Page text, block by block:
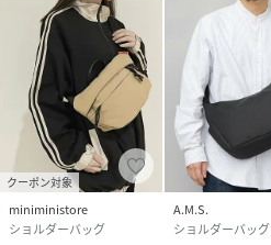
クーポン対象
miniministore
ショルダーバッグ
A.M.S.
ショルダーバッグ